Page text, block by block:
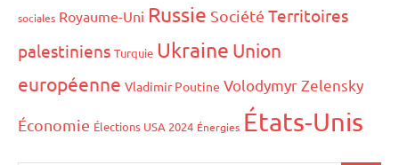
sociales Royaume-Uni Russie Société Territoires
palestiniens Turquie Ukraine Union
européenne Vladimir Poutine Volodymyr Zelensky
Économie Élections USA 2024 Énergies États-Unis